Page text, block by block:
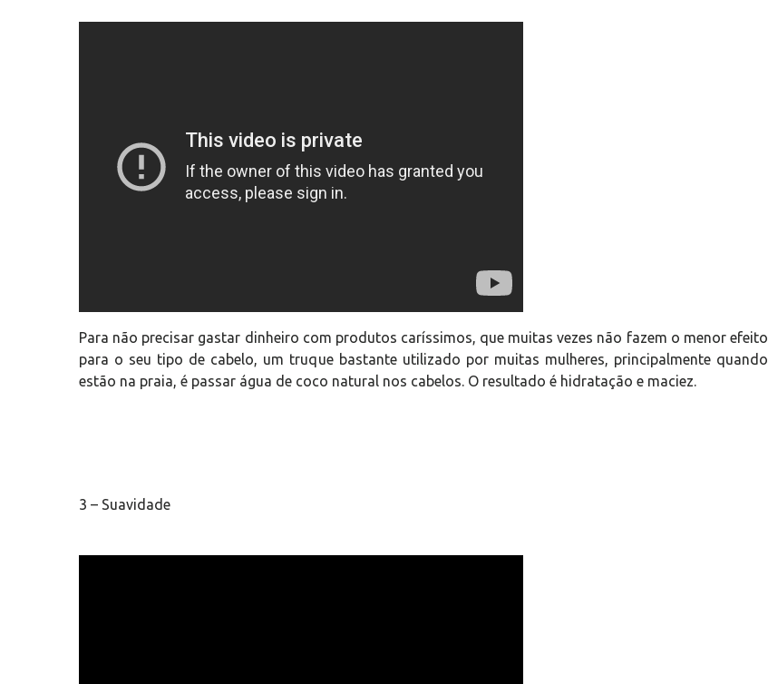
Para não precisar gastar dinheiro com produtos caríssimos, que muitas vezes não fazem o menor efeito
para o seu tipo de cabelo, um truque bastante utilizado por muitas mulheres, principalmente quando
estão na praia, é passar água de coco natural nos cabelos. O resultado é hidratação e maciez.
3 – Suavidade